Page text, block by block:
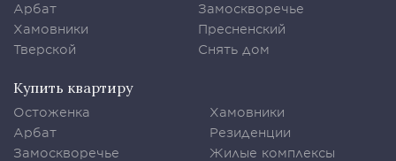
Арбат
Хамовники
Тверской
Замоскворечье
Пресненский
Снять дом
Купить квартиру
Остоженка
Арбат
Замоскворечье
Хамовники
Резиденции
Жилые комплексы